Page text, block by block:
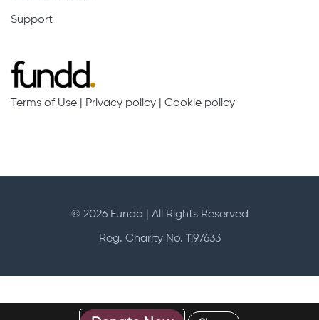
Support
Terms of Use Privacy policy Cookie policy
© 2026 Fundd | All Rights Reserved
Reg. Charity No. 1197633